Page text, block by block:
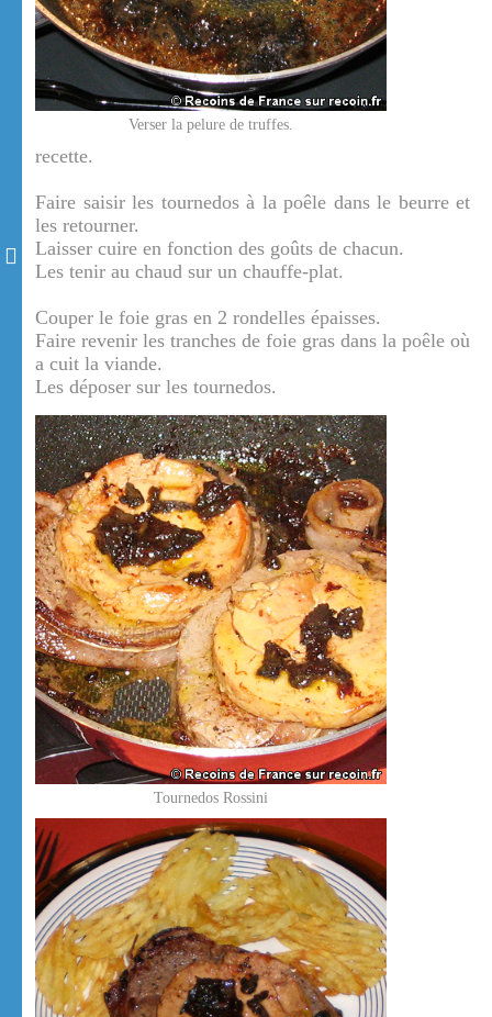
Verser la pelure de truffes.
recette.
Faire saisir les tournedos à la poêle dans le beurre et
les retourner.
Laisser cuire en fonction des goûts de chacun.
Les tenir au chaud sur un chauffe-plat.
Couper le foie gras en 2 rondelles épaisses.
Faire revenir les tranches de foie gras dans la poêle où
a cuit la viande.
Les déposer sur les tournedos.
Tournedos Rossini